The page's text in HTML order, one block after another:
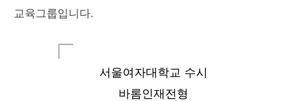
교육그룹입니다.
서울여자대학교 수시
바롬인재전형